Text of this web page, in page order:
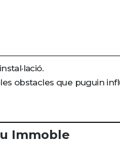
obstacles que puguin
Immoble